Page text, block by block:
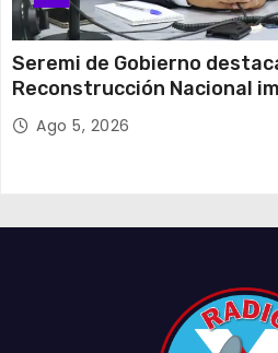
Seremi de Gobierno
Reconstrucción Nacional
y el empleo en Tarapacá
Ago 5, 2026